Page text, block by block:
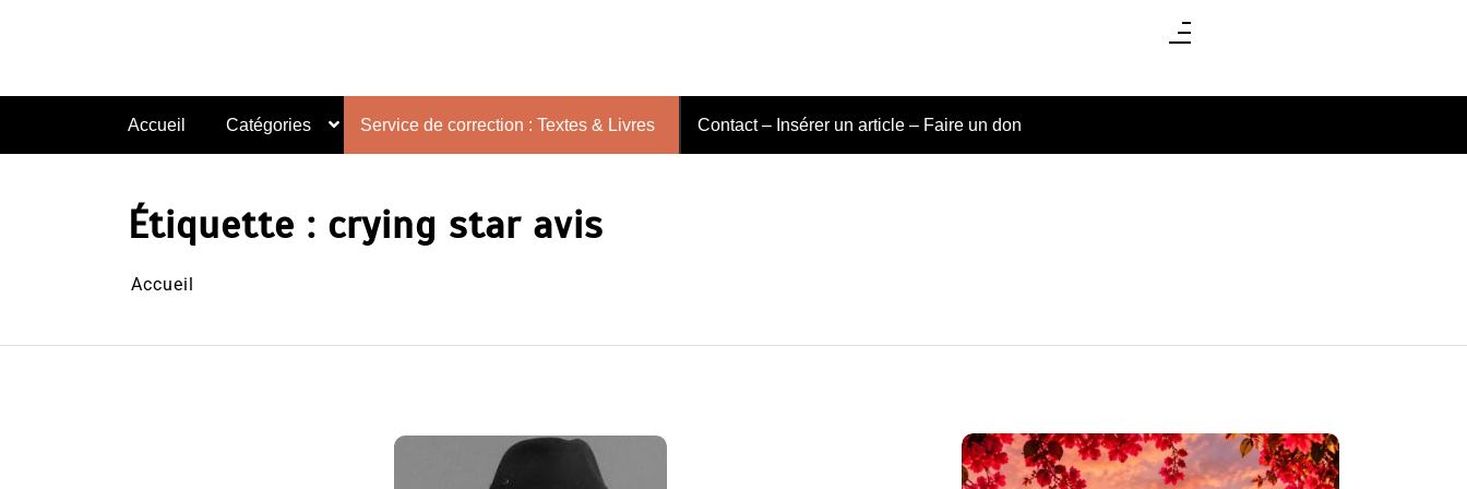
Accueil Catégories Service de correction : Textes & Livres Contact – Insérer un article – Faire un don
Étiquette : crying star avis
Accueil